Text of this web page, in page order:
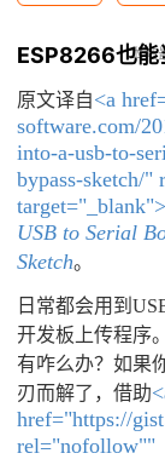
本帖
ESP8266也能
原文译自<a
software.com/
into-a-usb-to-
bypass-sketch/
target="_blank">
USB to Serial
Sketch。
日常都会用到
开发板上传程序
有咋么办？如果
刃而解了，借助
href="https://
rel="nofollow""